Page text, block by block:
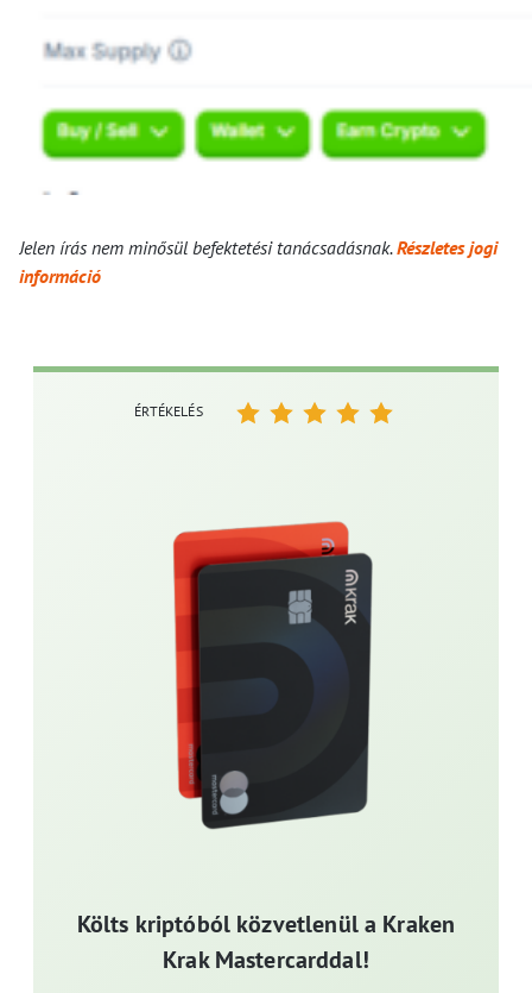
Jelen írás nem minősül befektetési tanácsadásnak.Részletes jogi
információ
Költs kriptóból közvetlenül a Kraken
Krak Mastercarddal!
ÉRTÉKELÉS